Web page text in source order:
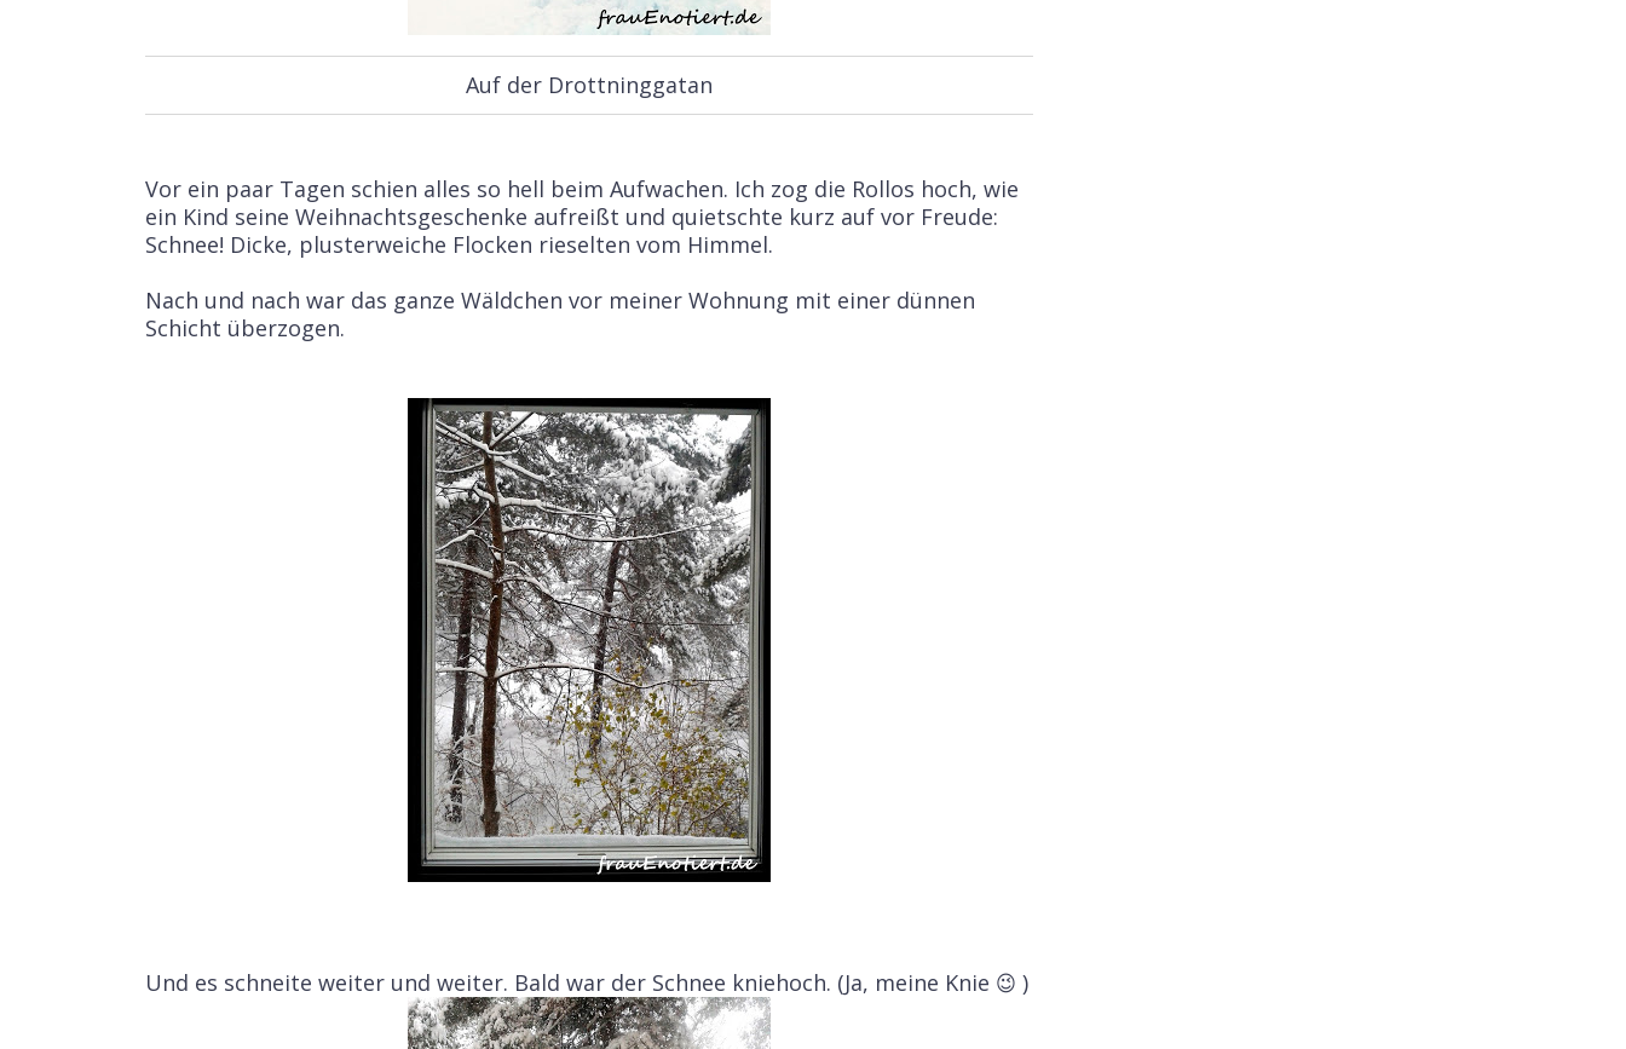
Auf der Drottninggatan
Vor ein paar Tagen schien alles so hell beim Aufwachen. Ich zog die Rollos hoch, wie
ein Kind seine Weihnachtsgeschenke aufreißt und quietschte kurz auf vor Freude:
Schnee! Dicke, plusterweiche Flocken rieselten vom Himmel.
Nach und nach war das ganze Wäldchen vor meiner Wohnung mit einer dünnen
Schicht überzogen.
Und es schneite weiter und weiter. Bald war der Schnee kniehoch. (Ja, meine Knie 😉 )